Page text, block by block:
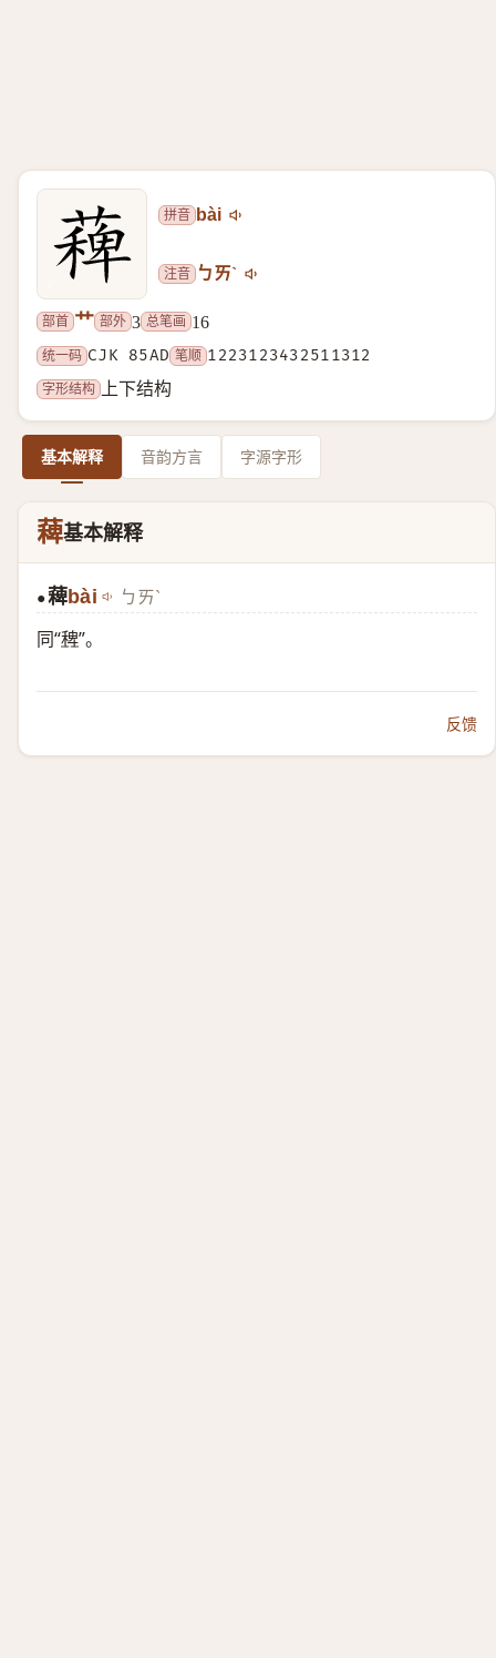
拼音 bài
注音 ㄅㄞˋ
部首 艹 部外 3 总笔画 16
统一码 CJK 85AD 笔顺 1223123432511312
字形结构
上下结构
基本解释 音韵方言 字源字形
薭基本解释
●薭bài ㄅㄞˋ
同“稗”。
反馈